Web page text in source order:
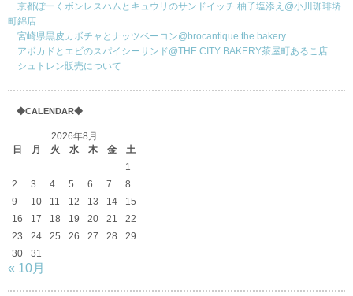
京都ぽーくボンレスハムとキュウリのサンドイッチ 柚子塩添え@小川珈琲堺
町錦店
宮崎県黒皮カボチャとナッツベーコン@brocantique the bakery
アボカドとエビのスパイシーサンド@THE CITY BAKERY茶屋町あるこ店
シュトレン販売について
◆CALENDAR◆
2026年8月
日
月 火 水 木 金
土
1
2
3 4 5 6 7
8
9
10 11 12 13 14
15
16
17 18 19 20 21
22
23
24 25 26 27 28
29
30
31
« 10月